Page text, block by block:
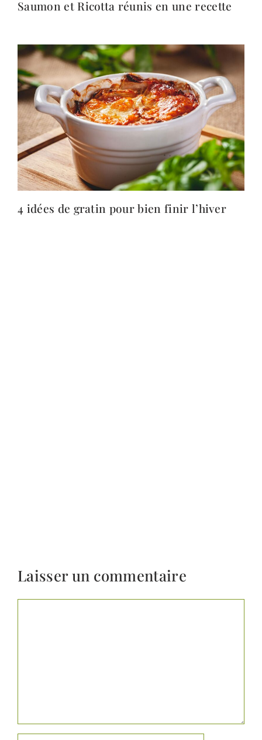
Saumon et Ricotta réunis en une recette
4 idées de gratin pour bien finir l’hiver
Laisser un commentaire